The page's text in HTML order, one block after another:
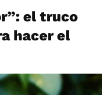
el truco
hacer el